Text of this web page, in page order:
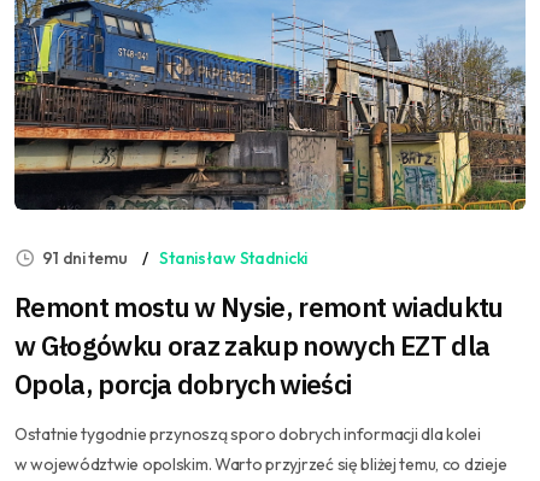
91 dni temu Stanisław Stadnicki
Remont mostu w Nysie, remont wiaduktu
w Głogówku oraz zakup nowych EZT dla
Opola, porcja dobrych wieści
Ostatnie tygodnie przynoszą sporo dobrych informacji dla kolei
w województwie opolskim. Warto przyjrzeć się bliżej temu, co dzieje